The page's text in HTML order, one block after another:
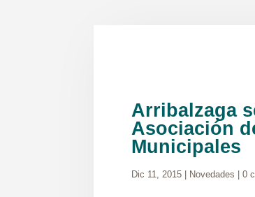
Arribalzaga
Asociación
Municipales
Dic 11, 2015 Novedades |0